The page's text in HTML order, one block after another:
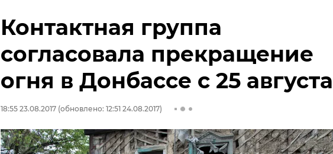
Контактная группа
согласовала прекращение
огня в Донбассе с 25 августа
18:55 23.08.2017 (обновлено: 12:51 24.08.2017)